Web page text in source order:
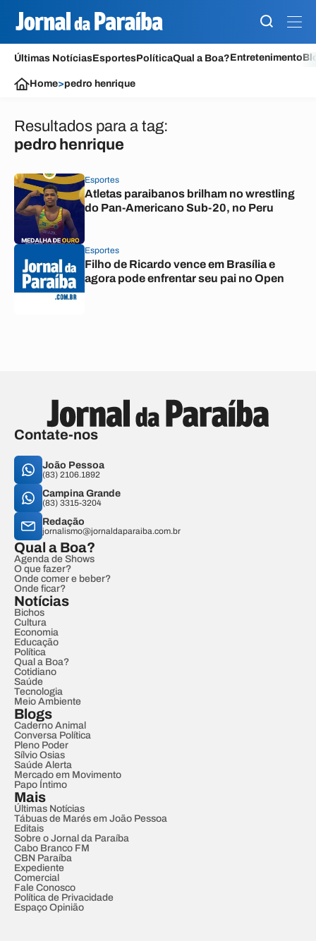
Últimas NotíciasEsportesPolíticaQual a Boa?Entretenimento
Home>pedro henrique
Resultados para a tag:
pedro henrique
Esportes
Atletas paraibanos brilham no wrestling
do Pan-Americano Sub-20, no Peru
Esportes
Filho de Ricardo vence em Brasília e
agora pode enfrentar seu pai no Open
Contate-nos
João Pessoa
(83) 2106.1892
Campina Grande
(83) 3315-3204
Redação
jornalismo@jornaldaparaiba.com.br
Qual a Boa?
Agenda de Shows
O que fazer?
Onde comer e beber?
Onde ficar?
Notícias
Bichos
Cultura
Economia
Educação
Política
Qual a Boa?
Cotidiano
Saúde
Tecnologia
Meio Ambiente
Blogs
Caderno Animal
Conversa Política
Pleno Poder
Sílvio Osias
Saúde Alerta
Mercado em Movimento
Papo Íntimo
Mais
Últimas Notícias
Tábuas de Marés em João Pessoa
Editais
Sobre o Jornal da Paraíba
Cabo Branco FM
CBN Paraíba
Expediente
Comercial
Fale Conosco
Política de Privacidade
Espaço Opinião